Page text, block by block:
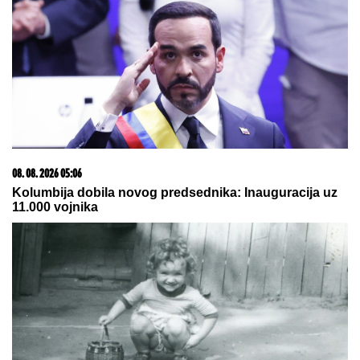
08. 08. 2026 05:06
Kolumbija dobila novog predsednika: Inauguracija uz
11.000 vojnika